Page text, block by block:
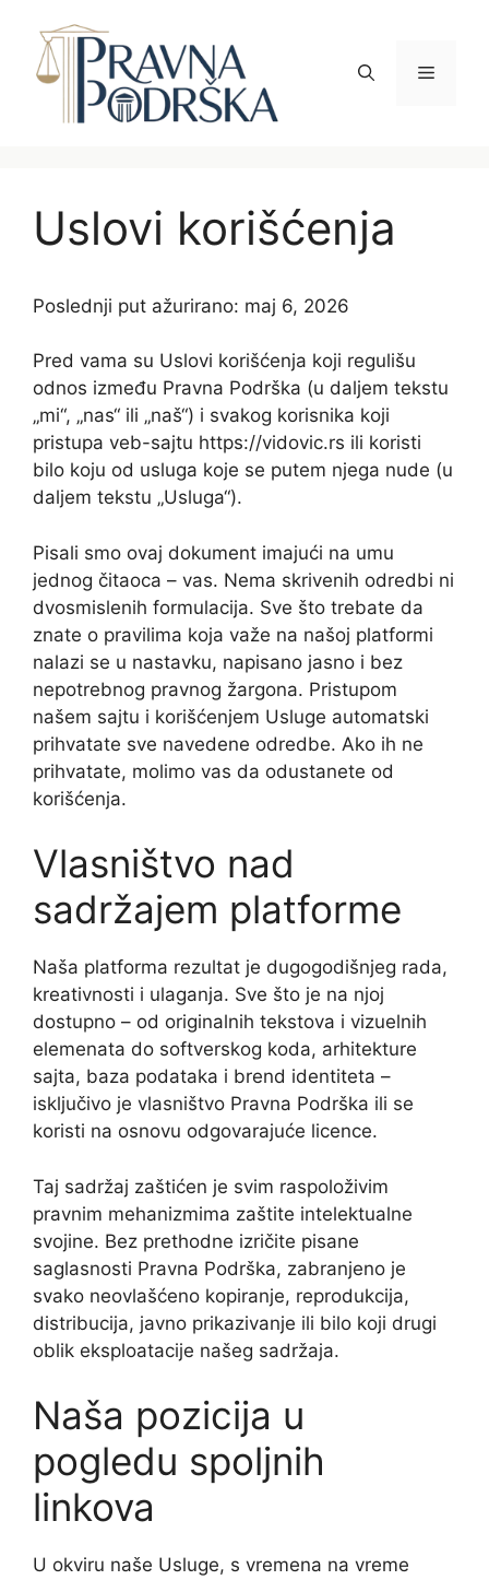
content
Menu
Uslovi korišćenja
Poslednji put ažurirano: maj 6, 2026
Pred vama su Uslovi korišćenja koji regulišu
odnos između Pravna Podrška (u daljem tekstu
„mi“, „nas“ ili „naš“) i svakog korisnika koji
pristupa veb-sajtu https://vidovic.rs ili koristi
bilo koju od usluga koje se putem njega nude (u
daljem tekstu „Usluga“).
Pisali smo ovaj dokument imajući na umu
jednog čitaoca – vas. Nema skrivenih odredbi ni
dvosmislenih formulacija. Sve što trebate da
znate o pravilima koja važe na našoj platformi
nalazi se u nastavku, napisano jasno i bez
nepotrebnog pravnog žargona. Pristupom
našem sajtu i korišćenjem Usluge automatski
prihvatate sve navedene odredbe. Ako ih ne
prihvatate, molimo vas da odustanete od
korišćenja.
Vlasništvo nad
sadržajem platforme
Naša platforma rezultat je dugogodišnjeg rada,
kreativnosti i ulaganja. Sve što je na njoj
dostupno – od originalnih tekstova i vizuelnih
elemenata do softverskog koda, arhitekture
sajta, baza podataka i brend identiteta –
isključivo je vlasništvo Pravna Podrška ili se
koristi na osnovu odgovarajuće licence.
Taj sadržaj zaštićen je svim raspoloživim
pravnim mehanizmima zaštite intelektualne
svojine. Bez prethodne izričite pisane
saglasnosti Pravna Podrška, zabranjeno je
svako neovlašćeno kopiranje, reprodukcija,
distribucija, javno prikazivanje ili bilo koji drugi
oblik eksploatacije našeg sadržaja.
Naša pozicija u
pogledu spoljnih
linkova
U okviru naše Usluge, s vremena na vreme